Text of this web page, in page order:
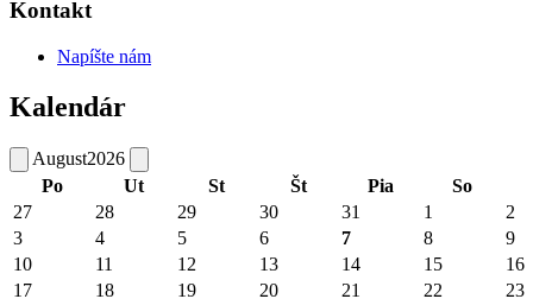
Kontakt
Napíšte nám
Kalendár
August2026
Po
Ut St Št Pia
So
27
28 29 30 31 1
2
3
4 5 6 7 8
9
10
11 12 13 14 15
16
17
18 19 20 21 22 23